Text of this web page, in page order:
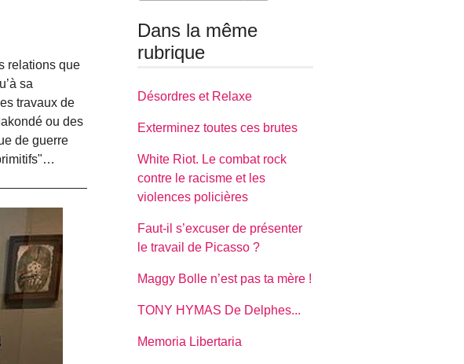
relations que
sa
travaux de
ou des
de guerre
Dans la même
rubrique
Désordres et Relaxe
Exterminez toutes ces brutes
White Riot. Le combat rock
contre le racisme et les
violences policières
Faut-il s’excuser de présenter
le travail de Picasso ?
Maggy Bolle n’est pas ta mère !
TONY HYMAS De Delphes...
Memoria Libertaria